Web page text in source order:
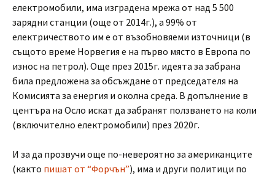
електромобили, има изградена мрежа от над 5 500
зарядни станции (още от 2014г.), а 99% от
електричеството им е от възобновяеми източници (в
същото време Норвегия е на първо място в Европа по
износ на петрол). Още през 2015г. идеята за забрана
била предложена за обсъждане от председателя на
Комисията за енергия и околна среда. В допълнение в
центъра на Осло искат да забранят ползването на коли
(включително електромобили) през 2020г.
И за да прозвучи още по-невероятно за американците
(както пишат от “Форчън”), има и други политици по